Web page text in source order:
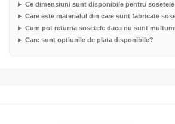
Ce dimensiuni sunt disponibile pentru
Care este materialul din care sunt fabricate
Cum pot returna sosetele daca nu sunt
Care sunt optiunile de plata disponibile?